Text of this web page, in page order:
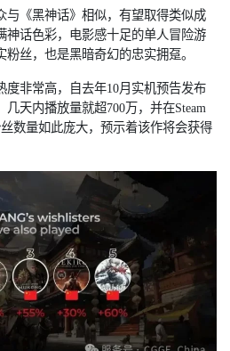
与《黑神话》相似，有望取得类似成
神话色彩，电影感十足的单人冒险游
丝，也是黑暗奇幻的忠实拥趸。
度非常高，自去年10月实机预告发布
天内播放量就超700万，并在Steam
数量如此庞大，预示着该作将会获得